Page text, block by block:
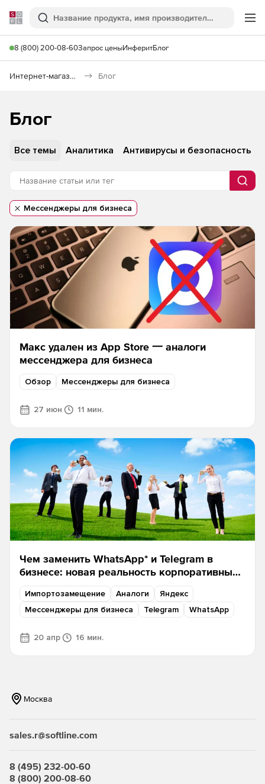
Softline
Поиск
8 (800) 200-08-60Запрос ценыИнферитБлог
Интернет-магазин Блог
Блог
Поиск
Не найдено
Мессенджеры для бизнеса
Макс удален из App Store 一 аналоги
мессенджера для бизнеса
Обзор Мессенджеры для бизнеса
27 июн 11 мин.
Чем заменить WhatsApp* и Telegram в
бизнесе: новая реальность корпоративных
Импортозамещение Аналоги
Яндекс
Мессенджеры для бизнеса
Telegram WhatsApp
20 апр 16 мин.
Все темы Аналитика Антивирусы и безопасность
Москва
sales.r@softline.com
8 (495) 232-00-60
8 (800) 200-08-60